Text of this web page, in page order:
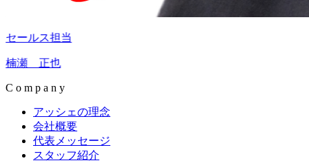
セールス担当
楠瀬 正也
C o m p a n y
アッシェの理念
会社概要
代表メッセージ
スタッフ紹介